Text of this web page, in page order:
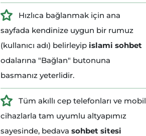
Hızlıca bağlanmak için ana
sayfada kendinize uygun bir rumuz
(kullanıcı adı) belirleyip islami sohbet
odalarına "Bağlan" butonuna
basmanız yeterlidir.
Tüm akıllı cep telefonları ve mobil
cihazlarla tam uyumlu altyapımız
sayesinde, bedava sohbet sitesi